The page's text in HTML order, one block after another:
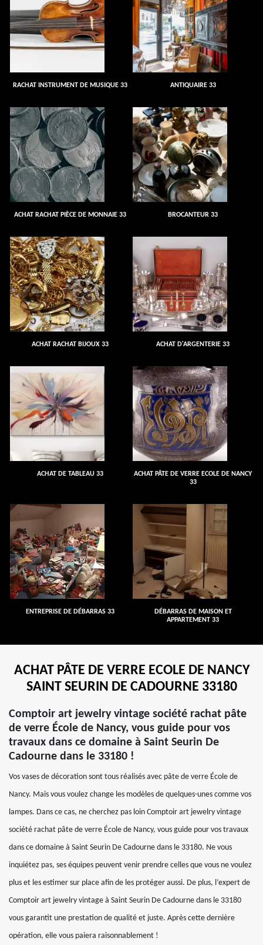
RACHAT INSTRUMENT DE MUSIQUE 33 ANTIQUAIRE 33
ACHAT RACHAT PIÈCE DE MONNAIE 33 BROCANTEUR 33
ACHAT RACHAT BIJOUX 33 ACHAT D'ARGENTERIE 33
ACHAT DE TABLEAU 33
ACHAT PÂTE DE VERRE ECOLE DE NANCY
33
ENTREPRISE DE DÉBARRAS 33
DÉBARRAS DE MAISON ET
APPARTEMENT 33
ACHAT PÂTE DE VERRE ECOLE DE NANCY
SAINT SEURIN DE CADOURNE 33180
Comptoir art jewelry vintage société rachat pâte
de verre École de Nancy, vous guide pour vos
travaux dans ce domaine à Saint Seurin De
Cadourne dans le 33180 !
Vos vases de décoration sont tous réalisés avec pâte de verre École de
Nancy. Mais vous voulez change les modèles de quelques-unes comme vos
lampes. Dans ce cas, ne cherchez pas loin Comptoir art jewelry vintage
société rachat pâte de verre École de Nancy, vous guide pour vos travaux
dans ce domaine à Saint Seurin De Cadourne dans le 33180. Ne vous
inquiétez pas, ses équipes peuvent venir prendre celles que vous ne voulez
plus et les estimer sur place afin de les protéger aussi. De plus, l’expert de
Comptoir art jewelry vintage à Saint Seurin De Cadourne dans le 33180
vous garantit une prestation de qualité et juste. Après cette dernière
opération, elle vous paiera raisonnablement !